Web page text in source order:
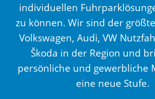
individuellen
zu können. Wir sind der
Volkswagen, Audi, VW
Škoda in der Region und
persönliche und gewerbliche
eine neue Stufe.